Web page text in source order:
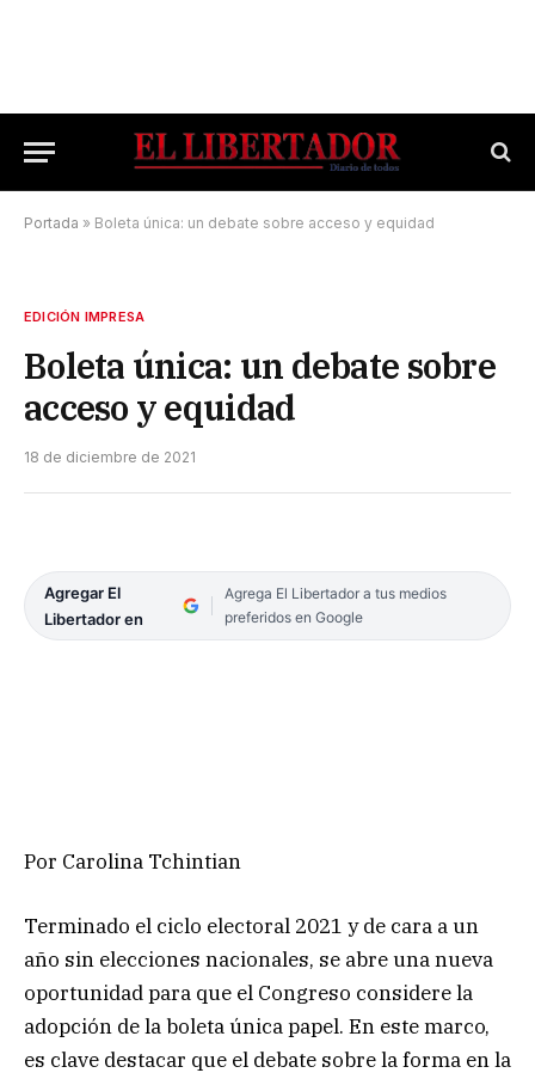
Portada » Boleta única: un debate sobre acceso y equidad
EDICIÓN IMPRESA
Boleta única: un debate sobre
acceso y equidad
18 de diciembre de 2021
Agregar El
Libertador en
Agrega El Libertador a tus medios
preferidos en Google
Por Carolina Tchintian
Terminado el ciclo electoral 2021 y de cara a un
año sin elecciones nacionales, se abre una nueva
oportunidad para que el Congreso considere la
adopción de la boleta única papel. En este marco,
es clave destacar que el debate sobre la forma en la